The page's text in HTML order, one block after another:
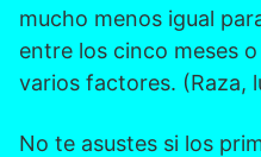
mucho menos igual
entre los cinco meses
varios factores. (Raza,
No te asustes si los